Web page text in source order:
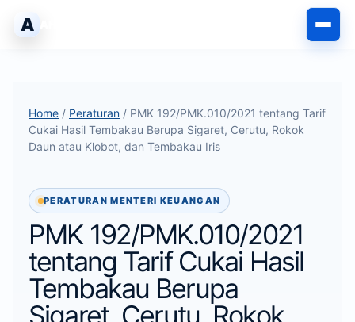
A
Home / Peraturan / PMK 192/PMK.010/2021 tentang Tarif
Cukai Hasil Tembakau Berupa Sigaret, Cerutu, Rokok
Daun atau Klobot, dan Tembakau Iris
PERATURAN MENTERI KEUANGAN
PMK 192/PMK.010/2021
tentang Tarif Cukai Hasil
Tembakau Berupa
Sigaret, Cerutu, Rokok